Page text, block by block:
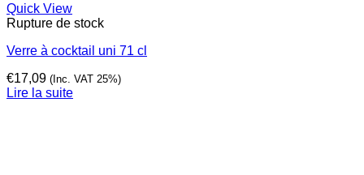
Quick View
Rupture de stock
Verre à cocktail uni 71 cl
€17,09 (Inc. VAT 25%)
Lire la suite